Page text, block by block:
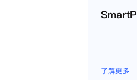
了解更多